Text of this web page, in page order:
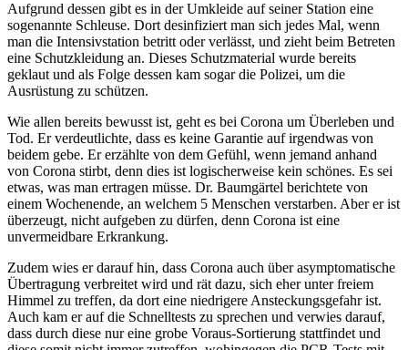
Aufgrund dessen gibt es in der Umkleide auf seiner Station eine
sogenannte Schleuse. Dort desinfiziert man sich jedes Mal, wenn
man die Intensivstation betritt oder verlässt, und zieht beim Betreten
eine Schutzkleidung an. Dieses Schutzmaterial wurde bereits
geklaut und als Folge dessen kam sogar die Polizei, um die
Ausrüstung zu schützen.
Wie allen bereits bewusst ist, geht es bei Corona um Überleben und
Tod. Er verdeutlichte, dass es keine Garantie auf irgendwas von
beidem gebe. Er erzählte von dem Gefühl, wenn jemand anhand
von Corona stirbt, denn dies ist logischerweise kein schönes. Es sei
etwas, was man ertragen müsse. Dr. Baumgärtel berichtete von
einem Wochenende, an welchem 5 Menschen verstarben. Aber er ist
überzeugt, nicht aufgeben zu dürfen, denn Corona ist eine
unvermeidbare Erkrankung.
Zudem wies er darauf hin, dass Corona auch über asymptomatische
Übertragung verbreitet wird und rät dazu, sich eher unter freiem
Himmel zu treffen, da dort eine niedrigere Ansteckungsgefahr ist.
Auch kam er auf die Schnelltests zu sprechen und verwies darauf,
dass durch diese nur eine grobe Voraus-Sortierung stattfindet und